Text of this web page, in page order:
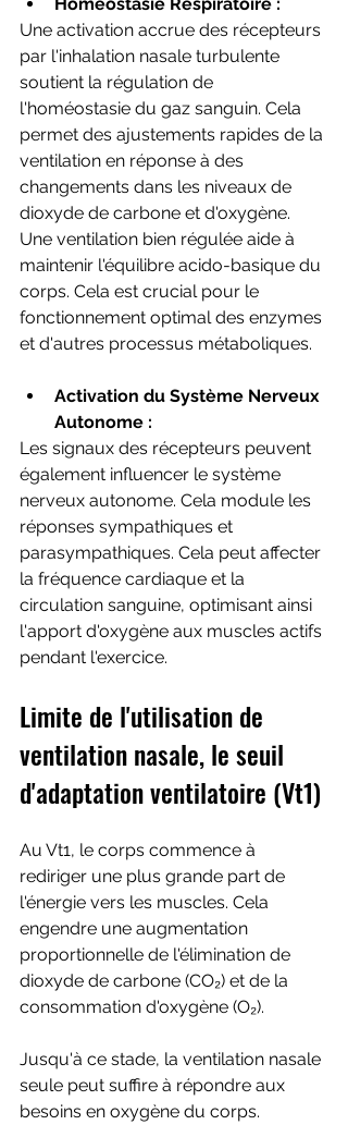
Une activation accrue des récepteurs
par l'inhalation nasale turbulente
soutient la régulation de
l'homéostasie du gaz sanguin. Cela
permet des ajustements rapides de la
ventilation en réponse à des
changements dans les niveaux de
dioxyde de carbone et d'oxygène.
Une ventilation bien régulée aide à
maintenir l'équilibre acido-basique du
corps. Cela est crucial pour le
fonctionnement optimal des enzymes
et d'autres processus métaboliques.
Activation du Système Nerveux
Autonome :
Les signaux des récepteurs peuvent
également influencer le système
nerveux autonome. Cela module les
réponses sympathiques et
parasympathiques. Cela peut affecter
la fréquence cardiaque et la
circulation sanguine, optimisant ainsi
l'apport d'oxygène aux muscles actifs
pendant l'exercice.
Limite de l'utilisation de
ventilation nasale, le seuil
d'adaptation ventilatoire (Vt1)
Au Vt1, le corps commence à
rediriger une plus grande part de
l'énergie vers les muscles. Cela
engendre une augmentation
proportionnelle de l'élimination de
dioxyde de carbone (CO₂) et de la
consommation d'oxygène (O₂).
Jusqu'à ce stade, la ventilation nasale
seule peut suffire à répondre aux
besoins en oxygène du corps.